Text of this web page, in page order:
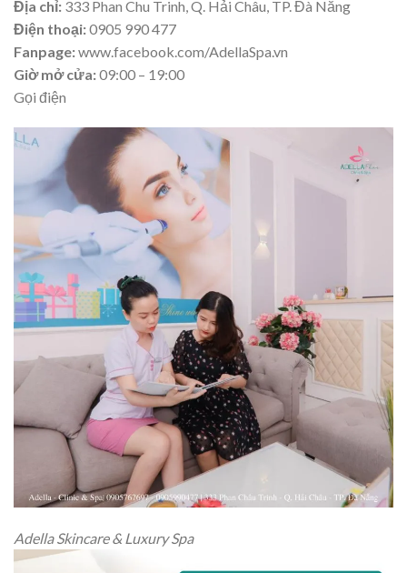
Địa chỉ: 333 Phan Chu Trinh, Q. Hải Châu, TP. Đà Nẵng
Điện thoại:0905 990 477
Fanpage:www.facebook.com/AdellaSpa.vn
Giờ mở cửa:09:00 – 19:00
Gọi điện
Adella Skincare & Luxury Spa